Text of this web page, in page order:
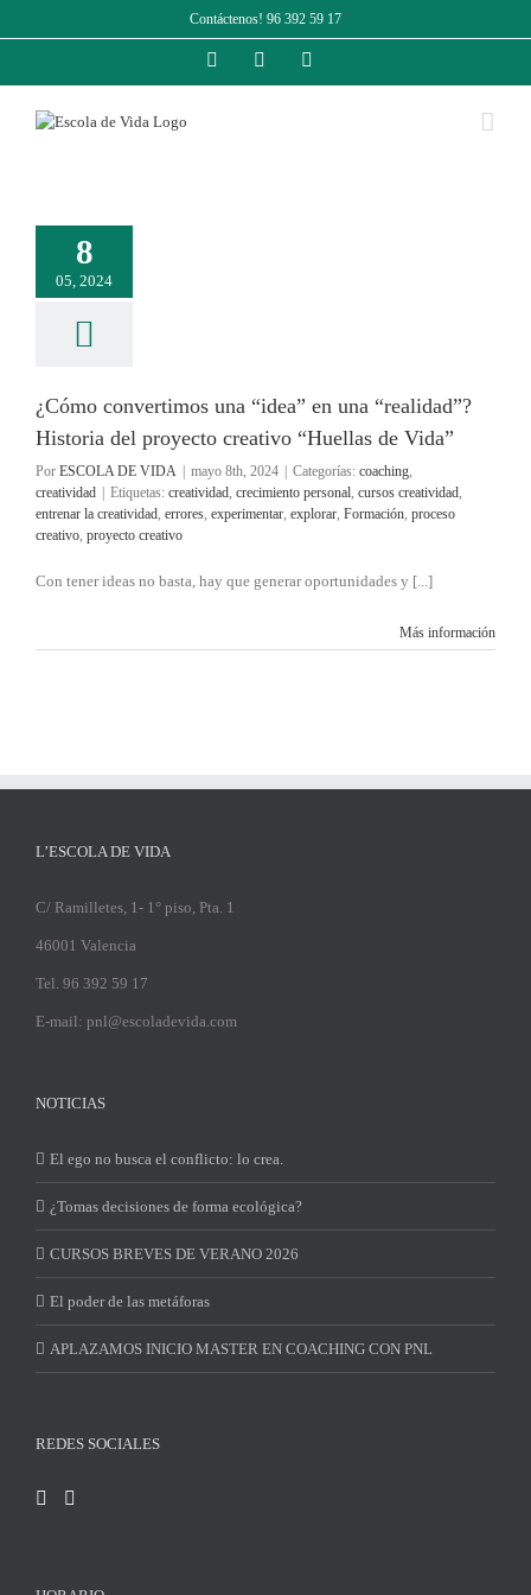
Contáctenos! 96 392 59 17
FacebookInstagram
8
05, 2024
¿Cómo convertimos una “idea” en una “realidad”?
Historia del proyecto creativo “Huellas de Vida”
Por ESCOLA DE VIDA mayo 8th, 2024 Categorías: coaching,
creatividad
Etiquetas: creatividad, crecimiento personal, cursos creatividad,
entrenar la creatividad, errores, experimentar, explorar, Formación, proceso
creativo, proyecto creativo
Con tener ideas no basta, hay que generar oportunidades y [...]
Más información
L’ESCOLA DE VIDA
C/ Ramilletes, 1- 1° piso, Pta. 1
46001 Valencia
Tel. 96 392 59 17
E-mail: pnl@escoladevida.com
NOTICIAS
El ego no busca el conflicto: lo crea.
¿Tomas decisiones de forma ecológica?
CURSOS BREVES DE VERANO 2026
El poder de las metáforas
APLAZAMOS INICIO MASTER EN COACHING CON PNL
REDES SOCIALES